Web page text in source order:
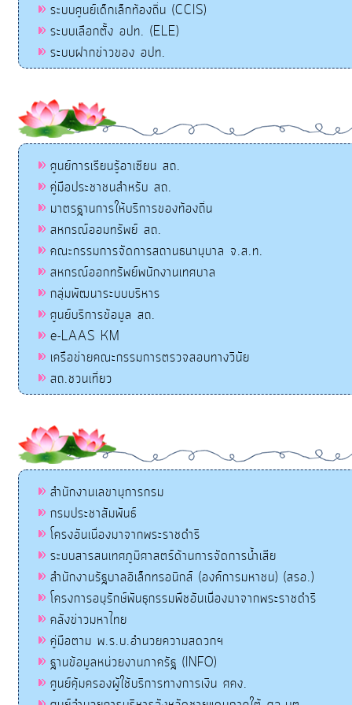
ระบบศูนย์เด็กเล็กท้องถิ่น (CCIS)
ระบบเลือกตั้ง อปท. (ELE)
ระบบฝากข่าวของ อปท.
ศูนย์การเรียนรู้อาเซียน สถ.
คู่มือประชาชนสำหรับ สถ.
มาตรฐานการให้บริการของท้องถิ่น
สหกรณ์ออมทรัพย์ สถ.
คณะกรรมการจัดการสถานธนานุบาล จ.ส.ท.
สหกรณ์ออกทรัพย์พนักงานเทศบาล
กลุ่มพัฒนาระบบบริหาร
ศูนย์บริการข้อมูล สถ.
e-LAAS KM
เครือข่ายคณะกรรมการตรวจสอบทางวินัย
สถ.ชวนเที่ยว
สำนักงานเลขานุการกรม
กรมประชาสัมพันธ์
โครงอันเนื่องมาจากพระราชดำริ
ระบบสารสนเทศภูมิศาสตร์ด้านการจัดการน้ำเสีย
สำนักงานรัฐบาลอิเล็กทรอนิกส์ (องค์การมหาชน) (สรอ.)
โครงการอนุรักษ์พันธุกรรมพืชอันเนื่องมาจากพระราชดำริ
คลังข่าวมหาไทย
คู่มือตาม พ.ร.บ.อำนวยความสดวกฯ
ฐานข้อมูลหน่วยงานภาครัฐ (INFO)
ศูนย์คุ้มครองผู้ใช้บริการทางการเงิน ศคง.